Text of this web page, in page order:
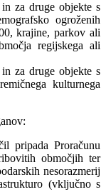
za druge objekte s
ogroženih
krajine, parkov ali
regijskega ali
za druge objekte s
kulturnega
pripada Proračunu
območjih ter
nesorazmerij
(vključno s